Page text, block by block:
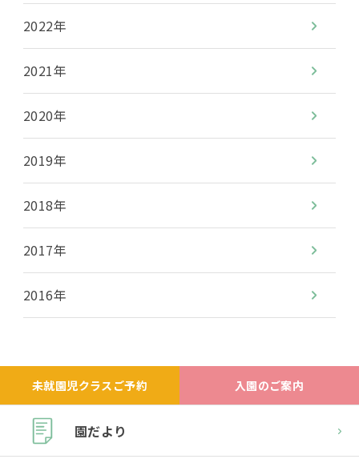
2022年
2021年
2020年
2019年
2018年
2017年
2016年
未就園児クラスご予約 入園のご案内
園だより